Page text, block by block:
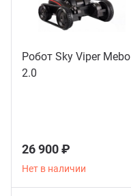
Робот Sky Viper Mebo
2.0
26 900 ₽
Нет в наличии